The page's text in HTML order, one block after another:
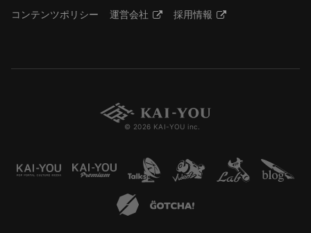
コンテンツポリシー
運営会社 採用情報
© 2026 KAI-YOU inc.